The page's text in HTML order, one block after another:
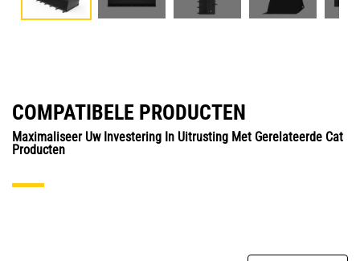
COMPATIBELE PRODUCTEN
Maximaliseer Uw Investering In Uitrusting Met Gerelateerde Cat
Producten